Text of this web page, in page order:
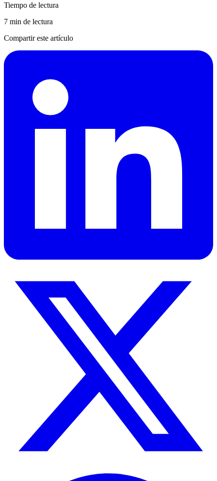
Tiempo de lectura
7 min de lectura
Compartir este artículo